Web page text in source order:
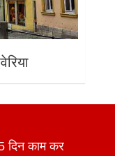
दिन काम कर